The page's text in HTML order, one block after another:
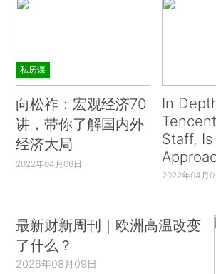
私房课
向松祚：宏观经济70
讲，带你了解国内外
经济大局
2022年04月06日
In
Staff, Is
2022年04月
最新财新周刊｜欧洲高温改变
了什么？
2026年08月09日